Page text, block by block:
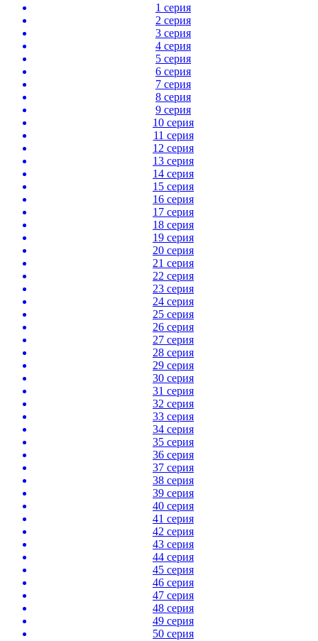
1 серия
2 серия
3 серия
4 серия
5 серия
6 серия
7 серия
8 серия
9 серия
10 серия
11 серия
12 серия
13 серия
14 серия
15 серия
16 серия
17 серия
18 серия
19 серия
20 серия
21 серия
22 серия
23 серия
24 серия
25 серия
26 серия
27 серия
28 серия
29 серия
30 серия
31 серия
32 серия
33 серия
34 серия
35 серия
36 серия
37 серия
38 серия
39 серия
40 серия
41 серия
42 серия
43 серия
44 серия
45 серия
46 серия
47 серия
48 серия
49 серия
50 серия